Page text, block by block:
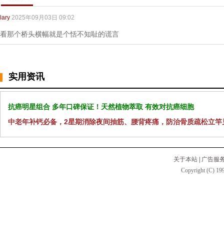
lary 2025年09月03日 09:02
看那个桥头横幅就是个恬不知耻的谎言
实用资讯
抗癌明星组合 多年口碑保证！天然植物萃取 有效对抗癌细胞
中老年补钙必备，2星期消除夜间抽筋、腰背疼痛，防治骨质疏松立竿
关于本站
广告服
Copyright (C)